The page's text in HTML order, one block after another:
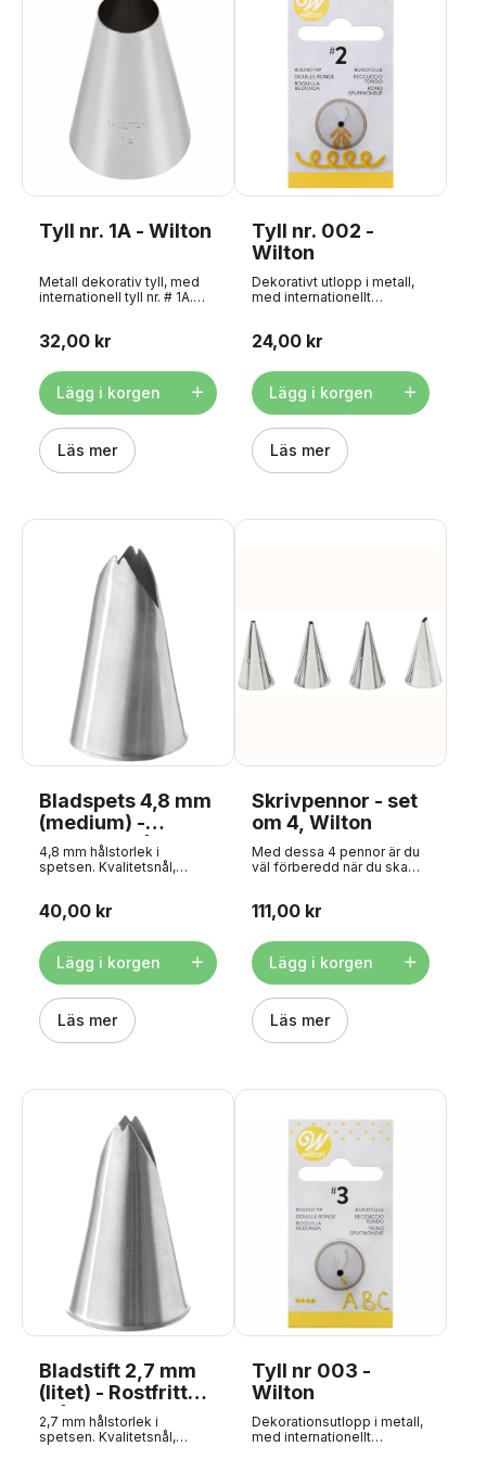
Tyll nr. 1A - Wilton
Metall dekorativ tyll, med
internationell tyll nr. # 1A.
göra konturer, bokstäver,
snörmakeri, spetsar och
mycket mer. Mäter ca 13
mm Passar nåladapter:
Large
32,00 kr
Lägg i korgen
Läs mer
Tyll nr. 002 -
Wilton
Dekorativt utlopp i metall,
med internationellt
Wilton. Superkvalitet för
bokstäver, siffror, bollar,
ögon etc. Diskning
rekommenderas inte.
Genomföringen mäter ca 1,1
mm Passar
munstycksadapter: Liten
24,00 kr
Lägg i korgen
Läs mer
Bladspets 4,8 mm
(medium) -
Rostfritt stål
4,8 mm hålstorlek i
spetsen. Kvalitetsnål,
några skarvar.
Bladnål Antal tänder: 0
Håldiameter: Ø4,8 mm
Passar nåladapter: Nej
Material: INOX Stainless
Steel Med en anpassad
krage i botten för ett bra
grepp i alla typer av
40,00 kr
Lägg i korgen
Läs mer
Skrivpennor - set
om 4, Wilton
Med dessa 4 pennor är du
väl förberedd när du ska
sina 4 mest populära
fina lilla set. Tvätta för hand
i varmt tvålvatten före
första användning och efter
varje användningstillfälle.
Skölj och låt torka. Pinnarna
mäter ca 2-6 mm. Passar till
pinnadapter: Liten Innehåll:
111,00 kr
Lägg i korgen
Läs mer
Bladstift 2,7 mm
(litet) - Rostfritt
stål
2,7 mm hålstorlek i
spetsen. Kvalitetsnål,
Tyll nr 003 -
Wilton
Dekorationsutlopp i metall,
med internationellt